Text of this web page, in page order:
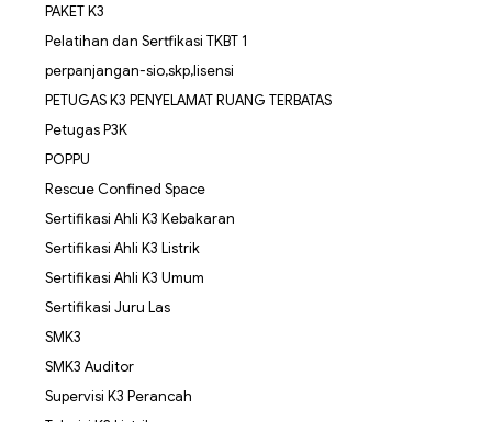
PAKET K3
Pelatihan dan Sertfikasi TKBT 1
perpanjangan-sio,skp,lisensi
PETUGAS K3 PENYELAMAT RUANG TERBATAS
Petugas P3K
POPPU
Rescue Confined Space
Sertifikasi Ahli K3 Kebakaran
Sertifikasi Ahli K3 Listrik
Sertifikasi Ahli K3 Umum
Sertifikasi Juru Las
SMK3
SMK3 Auditor
Supervisi K3 Perancah